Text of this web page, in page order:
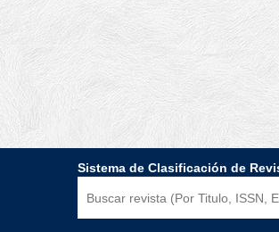
Sistema de Clasificación de